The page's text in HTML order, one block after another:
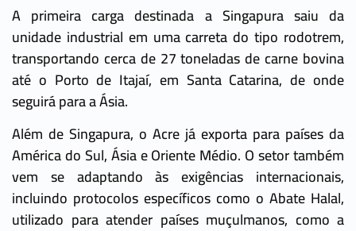
A primeira carga destinada a Singapura saiu da
unidade industrial em uma carreta do tipo rodotrem,
transportando cerca de 27 toneladas de carne bovina
até o Porto de Itajaí, em Santa Catarina, de onde
seguirá para a Ásia.
Além de Singapura, o Acre já exporta para países da
América do Sul, Ásia e Oriente Médio. O setor também
vem se adaptando às exigências internacionais,
incluindo protocolos específicos como o Abate Halal,
utilizado para atender países muçulmanos, como a